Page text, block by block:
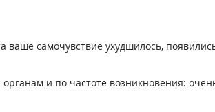
самочувствие ухудшилось,
и по частоте возникновения: очень